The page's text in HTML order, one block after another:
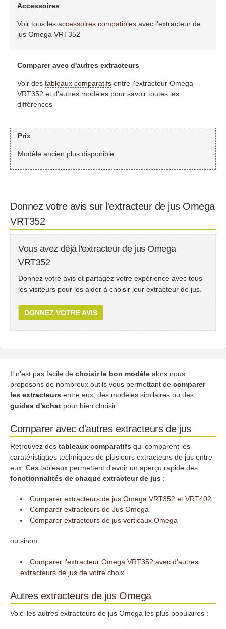
Accessoires
Voir tous les accessoires compatiblesavec l'extracteur de
jus Omega VRT352
Comparer avec d'autres extracteurs
Voir des tableaux comparatifsentre l'extracteur Omega
VRT352 et d'autres modèles pour savoir toutes les
différences
Prix
Modèle ancien plus disponible
Donnez votre avis sur l'extracteur de jus Omega
VRT352
Vous avez déjà l'extracteur de jus Omega
VRT352
Donnez votre avis et partagez votre expérience avec tous
les visiteurs pour les aider à choisir leur extracteur de jus.
DONNEZ VOTRE AVIS
Il n'est pas facile de choisir le bon modèle alors nous
proposons de nombreux outils vous permettant de comparer
les extracteurs entre eux, des modèles similaires ou des
guides d'achat pour bien choisir.
Comparer avec d'autres extracteurs de jus
Retrouvez des tableaux comparatifs qui comparent les
caratéristiques techniques de plusieurs extracteurs de jus entre
eux. Ces tableaux permettent d'avoir un aperçu rapide des
fonctionnalités de chaque extracteur de jus :
Comparer extracteurs de jus Omega VRT352 et VRT402
Comparer extracteurs de Jus Omega
Comparer extracteurs de jus verticaux Omega
ou sinon
Comparer l'extracteur Omega VRT352 avec d'autres
extracteurs de jus de votre choix
Autres extracteurs de jus Omega
Voici les autres extracteurs de jus Omega les plus populaires :